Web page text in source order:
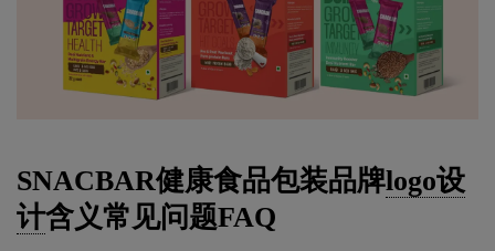
SNACBAR健康食品包装品牌logo设
计含义常见问题FAQ